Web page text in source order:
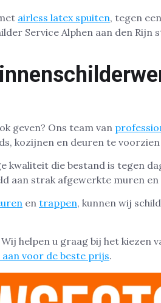
airless latex spuiten, tegen
Service Alphen aan den
geven? Ons team van
kozijnen en deuren te
kwaliteit die bestand is tegen
aan strak afgewerkte muren
en trappen, kunnen wij
helpen u graag bij het kiezen
voor de beste prijs.